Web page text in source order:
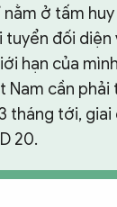
ở tấm
đối diện
hạn của
Nam cần
tháng tới, giai
20.